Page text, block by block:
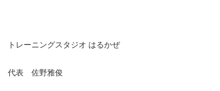
トレーニングスタジオ はるかぜ
代表 佐野雅俊